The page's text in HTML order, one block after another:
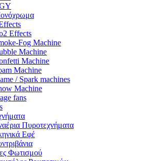
Effects
Fog Machine
Machine
Machine
Machine
/ Spark machines
Machine
fans
Πυροτεχνήματα
Εφέ
Φωτισμού